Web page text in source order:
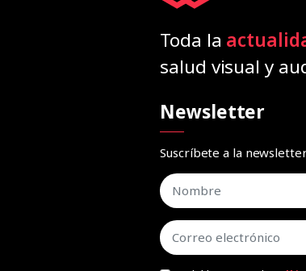
Toda la
salud visual y
Newsletter
Suscríbete a la